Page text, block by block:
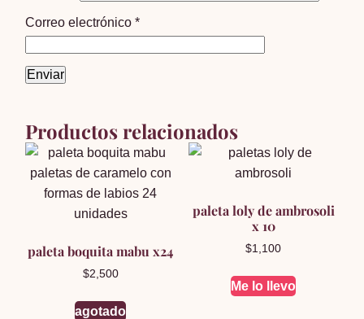
Correo electrónico*
Productos relacionados
paleta boquita mabu x24
$2,500
agotado
paleta loly de ambrosoli
x 10
$1,100
Me lo llevo